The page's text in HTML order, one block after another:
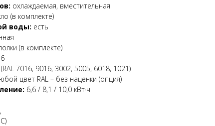
охлаждаемая, вместительная
(в комплекте)
воды: есть
(в комплекте)
7016, 9016, 3002, 5005, 6018, 1021)
цвет RAL – без наценки (опция)
6,6 / 8,1 / 10,0 кВт·ч